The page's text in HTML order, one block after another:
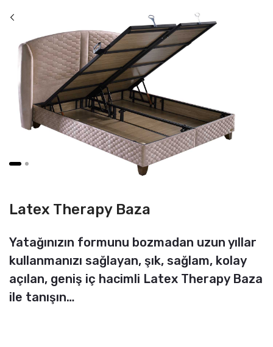
Latex Therapy Baza
Yatağınızın formunu bozmadan uzun yıllar
kullanmanızı sağlayan, şık, sağlam, kolay
açılan, geniş iç hacimli Latex Therapy Baza
ile tanışın…